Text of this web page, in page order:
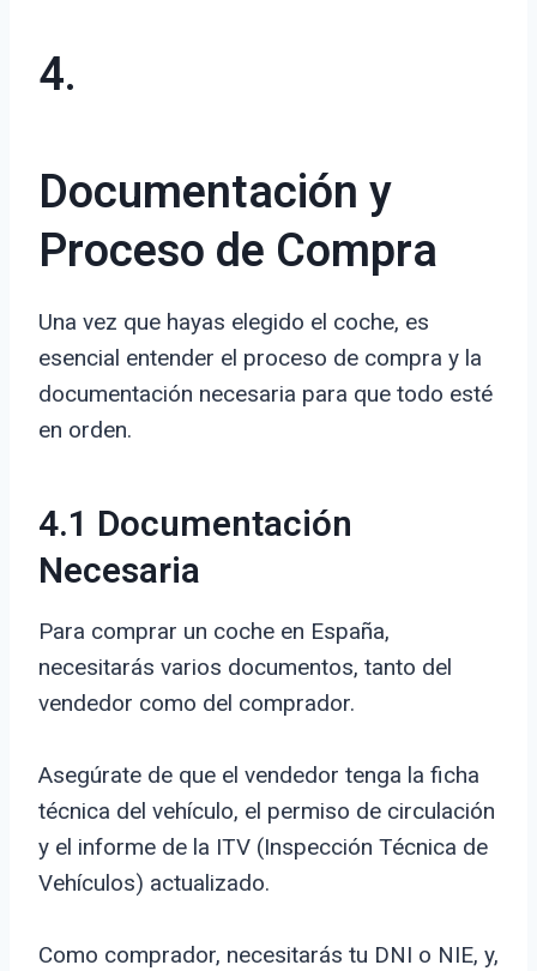
4.
Documentación y
Proceso de Compra
Una vez que hayas elegido el coche, es
esencial entender el proceso de compra y la
documentación necesaria para que todo esté
en orden.
4.1 Documentación
Necesaria
Para comprar un coche en España,
necesitarás varios documentos, tanto del
vendedor como del comprador.
Asegúrate de que el vendedor tenga la ficha
técnica del vehículo, el permiso de circulación
y el informe de la ITV (Inspección Técnica de
Vehículos) actualizado.
Como comprador, necesitarás tu DNI o NIE, y,